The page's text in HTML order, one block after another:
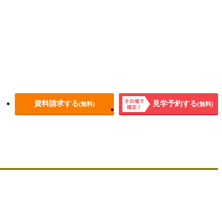
資料請求する(無料)
その場
見学予約する(無料)